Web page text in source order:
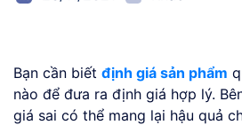
Bạn cần biết định giá sản phẩm
nào để đưa ra định giá hợp lý.
giá sai có thể mang lại hậu quả